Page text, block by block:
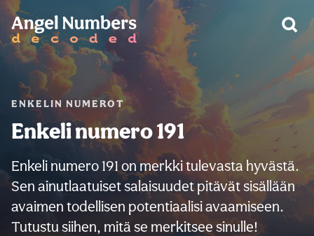
ENKELIN NUMEROT
Enkeli numero 191
Enkeli numero 191 on merkki tulevasta hyvästä.
Sen ainutlaatuiset salaisuudet pitävät sisällään
avaimen todellisen potentiaalisi avaamiseen.
Tutustu siihen, mitä se merkitsee sinulle!
VAROITUS: